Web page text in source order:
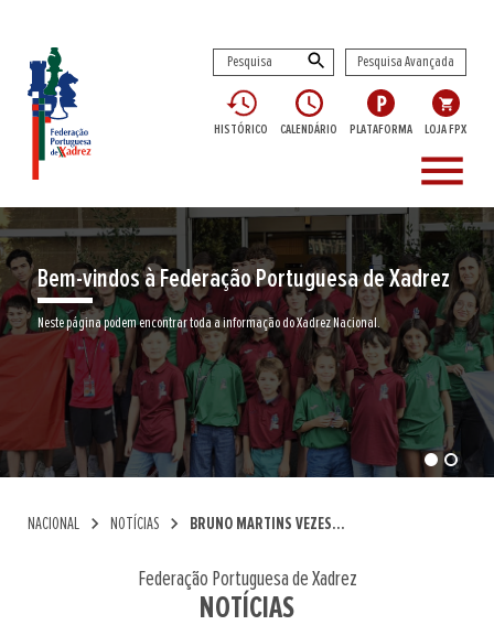
Pesquisa Avançada
HISTÓRICO CALENDÁRIO PLATAFORMA LOJA FPX
menu
Bem-vindos à Federação Portuguesa de Xadrez
Neste página podem encontrar toda a informação do Xadrez Nacional.
NACIONAL chevron_right NOTÍCIAS chevron_right BRUNO MARTINS VEZES...
Federação Portuguesa de Xadrez
NOTÍCIAS